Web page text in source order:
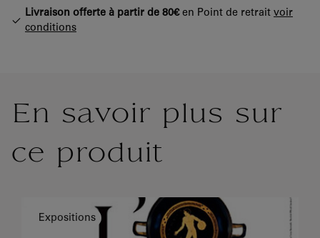
Livraison offerte à partir de 80€en Point de retrait voir
conditions
En savoir plus sur
ce produit
Expositions